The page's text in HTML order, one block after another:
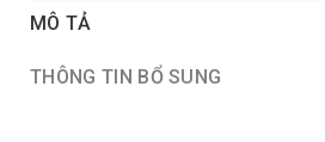
MÔ TẢ
THÔNG TIN BỔ SUNG